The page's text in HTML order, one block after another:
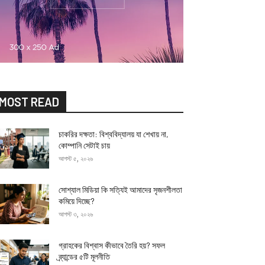
READ
চাকরির দক্ষতা: বিশ্ববিদ্যালয় যা শেখায় না,
কোম্পানি সেটাই চায়
আগস্ট ৫, ২০২৬
সোশ্যাল মিডিয়া কি সত্যিই আমাদের সৃজনশীলতা
কমিয়ে দিচ্ছে?
আগস্ট ৩, ২০২৬
গ্রাহকের বিশ্বাস কীভাবে তৈরি হয়? সফল
ব্র্যান্ডের ৫টি মূলনীতি